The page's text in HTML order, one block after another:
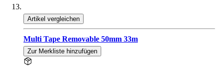
Artikel vergleichen
Multi Tape Removable 50mm 33m
Zur Merkliste hinzufügen